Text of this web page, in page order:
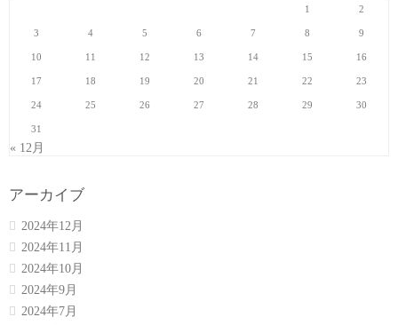
1
2
3 4 5 6 7 8 9
10 11 12 13 14 15 16
17 18 19 20 21 22 23
24 25 26 27 28 29 30
31
« 12月
アーカイブ
2024年12月
2024年11月
2024年10月
2024年9月
2024年7月